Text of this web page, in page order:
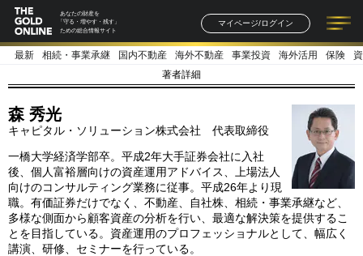
あなたの財産を
「守る・増やす・残す」
ための総合情報サイト
マイページ/ログイン
記事一覧 連載一覧
著者一覧 書籍一覧
最新 相続・事業承継 国内不動産 海外不動産 事業投資 海外活用 保険
著者詳細
森 秀光
キャピタル・ソリューション株式会社 代表取締役
一橋大学経済学部卒。平成2年大手証券会社に入社
後、個人富裕層向けの資産運用アドバイス、上場法人
向けのコンサルティング業務に従事。平成26年より現
職。有価証券だけでなく、不動産、自社株、相続・事業承継など、
多様な側面から顧客資産の分析を行い、最適な解決策を提供するこ
とを目指している。資産運用のプロフェッショナルとして、幅広く
講演、研修、セミナーを行っている。